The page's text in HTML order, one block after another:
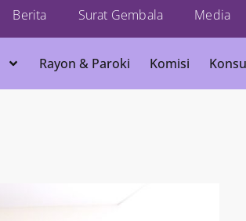
Berita Surat Gembala Media
Rayon & Paroki Komisi